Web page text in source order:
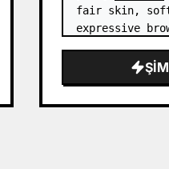
fair skin,
expressive
silky black